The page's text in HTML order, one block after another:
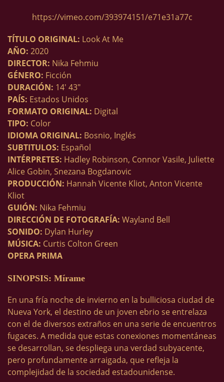
https://vimeo.com/393974151/e71e31a77c
TÍTULO ORIGINAL: Look At Me
AÑO: 2020
DIRECTOR: Nika Fehmiu
GÉNERO: Ficción
DURACIÓN: 14′ 43″
PAÍS: Estados Unidos
FORMATO ORIGINAL: Digital
TIPO: Color
IDIOMA ORIGINAL: Bosnio, Inglés
SUBTITULOS: Español
INTÉRPRETES: Hadley Robinson, Connor Vasile, Juliette
Alice Gobin, Snezana Bogdanovic
PRODUCCIÓN: Hannah Vicente Kliot, Anton Vicente
Kliot
GUIÓN: Nika Fehmiu
DIRECCIÓN DE FOTOGRAFÍA: Wayland Bell
SONIDO: Dylan Hurley
MÚSICA: Curtis Colton Green
OPERA PRIMA
SINOPSIS: Mírame
En una fría noche de invierno en la bulliciosa ciudad de
Nueva York, el destino de un joven ebrio se entrelaza
con el de diversos extraños en una serie de encuentros
fugaces. A medida que estas conexiones momentáneas
se desarrollan, se despliega una verdad subyacente,
pero profundamente arraigada, que refleja la
complejidad de la sociedad estadounidense.